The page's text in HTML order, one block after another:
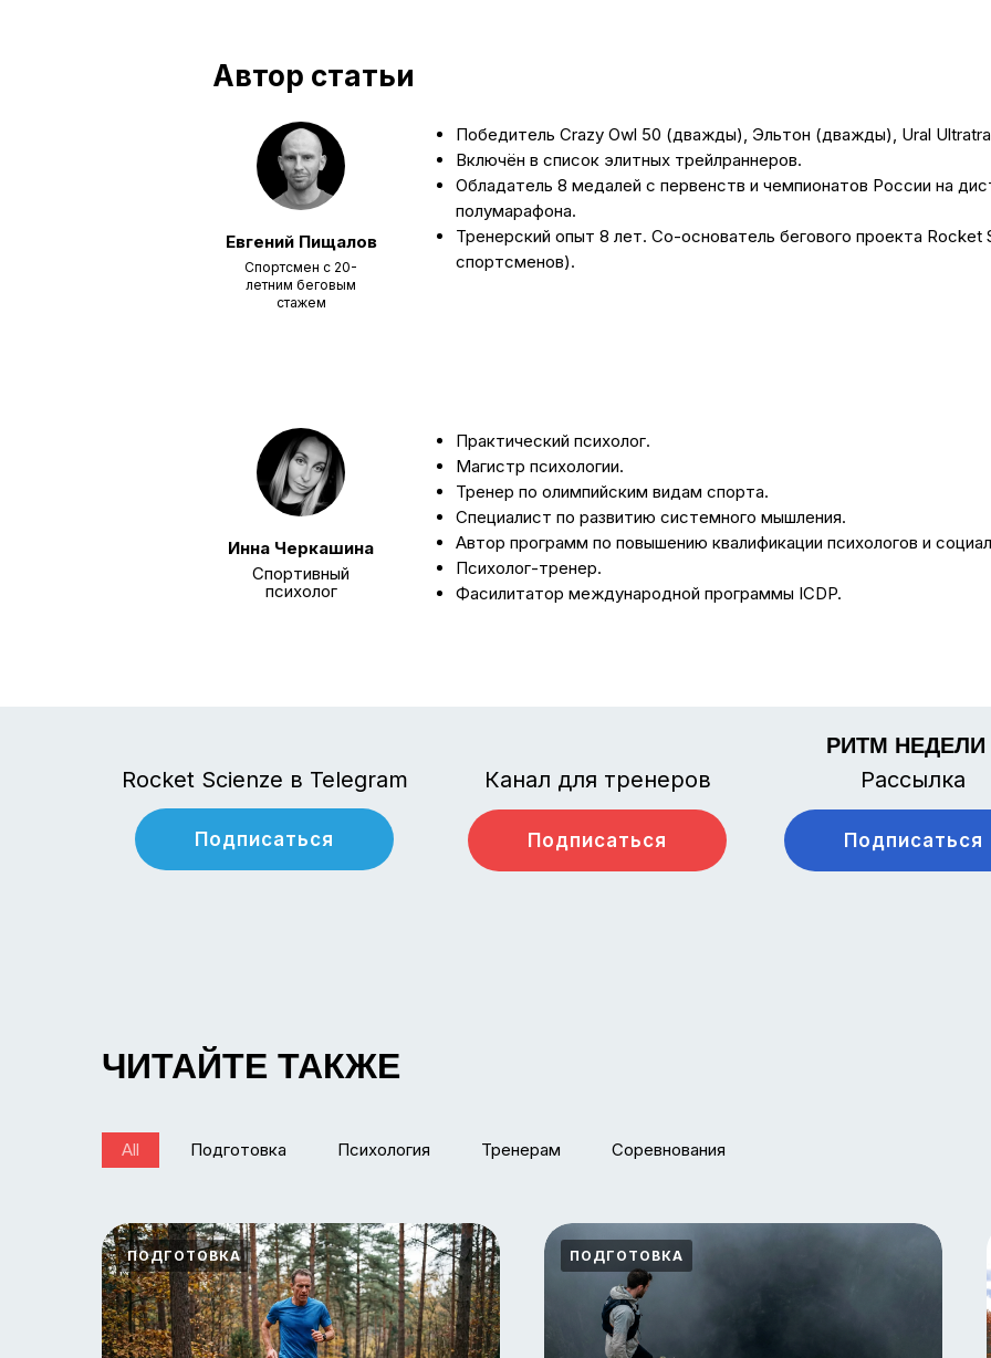
Автор статьи
Евгений Пищалов
Спортсмен с 20-
летним беговым
стажем
Победитель Crazy Owl 50 (дважды), Эльтон (дважды), Ural
Включён в список элитных трейлраннеров.
Обладатель 8 медалей с первенств и чемпионатов России на
полумарафона.
Тренерский опыт 8 лет. Со-основатель бегового проекта
спортсменов).
Инна Черкашина
Спортивный
психолог
Практический психолог.
Магистр психологии.
Тренер по олимпийским видам спорта.
Специалист по развитию системного мышления.
Автор программ по повышению квалификации психологов и
Психолог-тренер.
Фасилитатор международной программы ICDP.
Rocket Scienze в Telegram
Подписаться
Рассылка
РИТМ НЕДЕЛИ
Подписаться
Канал для тренеров
Подписаться
курсов в еженедельной
Никакого спама, только
ЧИТАЙТЕ ТАКЖЕ
All Подготовка Психология Тренерам Соревнования
ПОДГОТОВКА ПОДГОТОВКА